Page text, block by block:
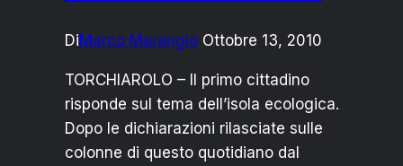
DiMarco Marangio Ottobre 13, 2010
TORCHIAROLO – Il primo cittadino
risponde sul tema dell’isola ecologica.
Dopo le dichiarazioni rilasciate sulle
colonne di questo quotidiano dal